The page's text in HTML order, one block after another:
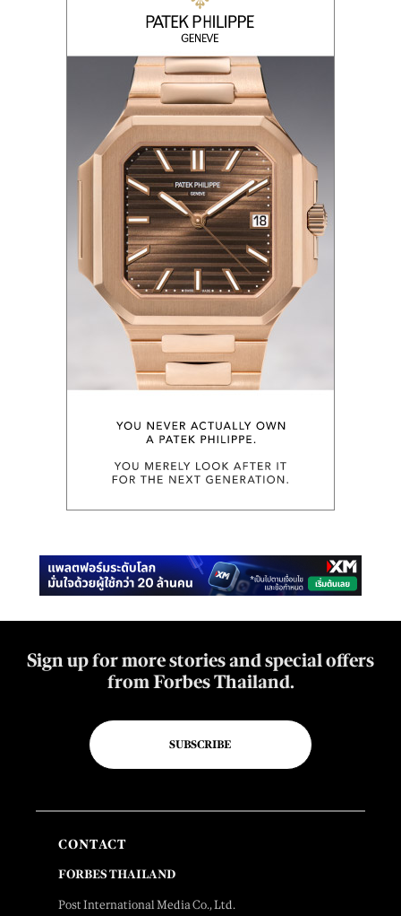
Sign up for more stories and special offers
from Forbes Thailand.
SUBSCRIBE
CONTACT
FORBES THAILAND
Post International Media Co., Ltd.